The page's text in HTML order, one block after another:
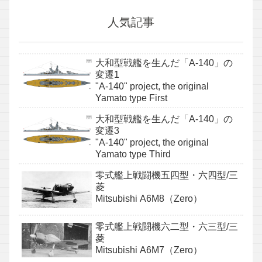
人気記事
大和型戦艦を生んだ「A-140」の
変遷1
"A-140" project, the original
Yamato type First
大和型戦艦を生んだ「A-140」の
変遷3
"A-140" project, the original
Yamato type Third
零式艦上戦闘機五四型・六四型/三
菱
Mitsubishi A6M8（Zero）
零式艦上戦闘機六二型・六三型/三
菱
Mitsubishi A6M7（Zero）